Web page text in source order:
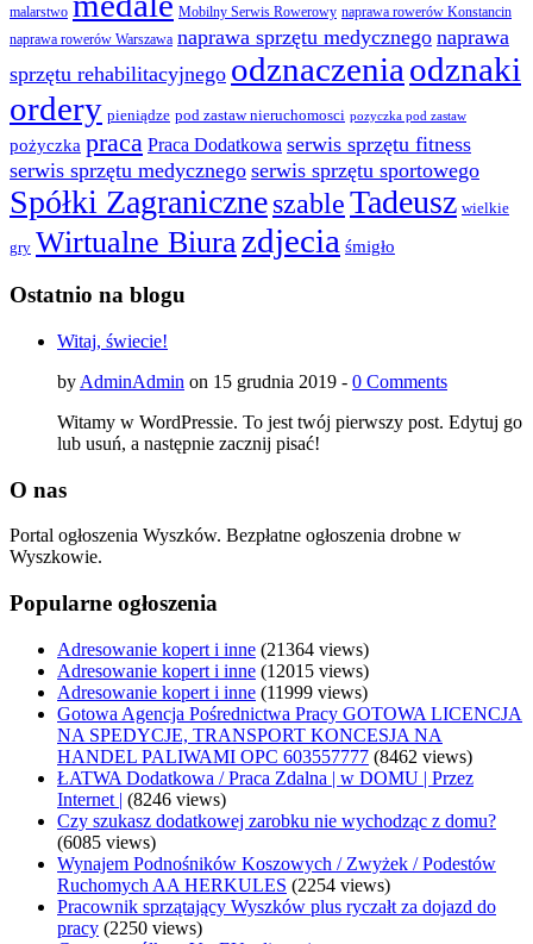
malarstwo Mobilny Serwis Rowerowy naprawa rowerów Konstancin
naprawa rowerów Warszawa naprawa sprzętu medycznego naprawa
sprzętu rehabilitacyjnego odznaczenia odznaki
ordery pieniądze pod zastaw nieruchomosci pozyczka pod zastaw
pożyczka praca Praca Dodatkowa serwis sprzętu fitness
serwis sprzętu medycznego serwis sprzętu sportowego
Spółki ZagraniczneszableTadeusz wielkie
gry Wirtualne Biura zdjecia śmigło
Ostatnio na blogu
Witaj, świecie!
by AdminAdmin on 15 grudnia 2019 - 0 Comments
Witamy w WordPressie. To jest twój pierwszy post. Edytuj go
lub usuń, a następnie zacznij pisać!
O nas
Portal ogłoszenia Wyszków. Bezpłatne ogłoszenia drobne w
Wyszkowie.
Popularne ogłoszenia
Adresowanie kopert i inne (21364 views)
Adresowanie kopert i inne (12015 views)
Adresowanie kopert i inne (11999 views)
Gotowa Agencja Pośrednictwa Pracy GOTOWA LICENCJA
NA SPEDYCJE, TRANSPORT KONCESJA NA
HANDEL PALIWAMI OPC 603557777 (8462 views)
ŁATWA Dodatkowa / Praca Zdalna | w DOMU | Przez
Internet | (8246 views)
Czy szukasz dodatkowej zarobku nie wychodząc z domu?
(6085 views)
Wynajem Podnośników Koszowych / Zwyżek / Podestów
Ruchomych AA HERKULES (2254 views)
Pracownik sprzątający Wyszków plus ryczałt za dojazd do
pracy (2250 views)